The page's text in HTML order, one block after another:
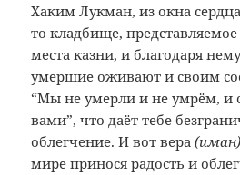
Хаким Лукман, из окна
то кладбище,
места казни, и благодаря
умершие оживают и своим
“Мы не умерли и не умрём, и
вами”, что даёт тебе
облегчение. И вот вера(иман)
мире принося радость и